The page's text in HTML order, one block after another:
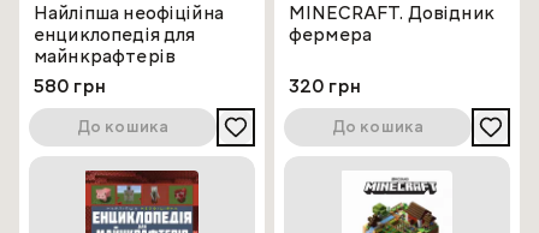
Найліпша неофіційна
енциклопедія для
майнкрафтерів
580 грн
До кошика
MINECRAFT. Довідник
фермера
320 грн
До кошика